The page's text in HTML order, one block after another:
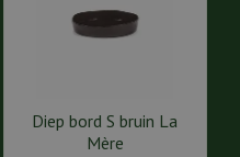
Diep bord S bruin La
Mère